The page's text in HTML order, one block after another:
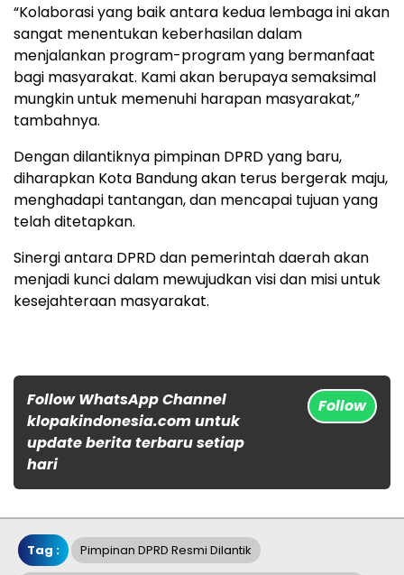
“Kolaborasi yang baik antara kedua lembaga ini akan
sangat menentukan keberhasilan dalam
menjalankan program-program yang bermanfaat
bagi masyarakat. Kami akan berupaya semaksimal
mungkin untuk memenuhi harapan masyarakat,”
tambahnya.
Dengan dilantiknya pimpinan DPRD yang baru,
diharapkan Kota Bandung akan terus bergerak maju,
menghadapi tantangan, dan mencapai tujuan yang
telah ditetapkan.
Sinergi antara DPRD dan pemerintah daerah akan
menjadi kunci dalam mewujudkan visi dan misi untuk
kesejahteraan masyarakat.
Follow WhatsApp Channel
klopakindonesia.com untuk
update berita terbaru setiap
hari
Follow
Tag : Pimpinan DPRD Resmi Dilantik